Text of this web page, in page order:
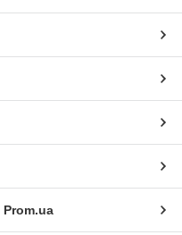
Prom.ua